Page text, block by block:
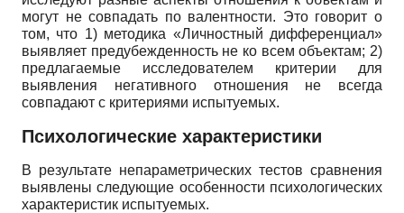
могут не совпадать по валентности. Это говорит о
том, что 1) методика «Личностный дифференциал»
выявляет предубежденность не ко всем объектам; 2)
предлагаемые исследователем критерии для
выявления негативного отношения не всегда
совпадают с критериями испытуемых.
Психологические характеристики
В результате непараметрических тестов сравнения
выявлены следующие особенности психологических
характеристик испытуемых.